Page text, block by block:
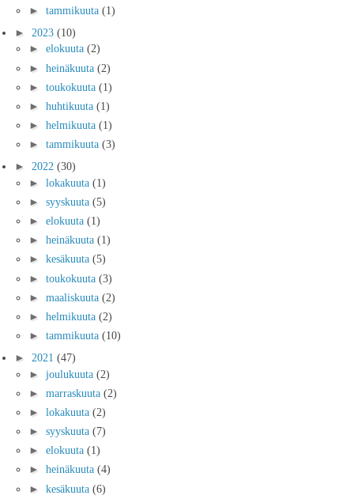
► tammikuuta (1)
► 2023 (10)
► elokuuta (2)
► heinäkuuta (2)
► toukokuuta (1)
► huhtikuuta (1)
► helmikuuta (1)
► tammikuuta (3)
► 2022 (30)
► lokakuuta (1)
► syyskuuta (5)
► elokuuta (1)
► heinäkuuta (1)
► kesäkuuta (5)
► toukokuuta (3)
► maaliskuuta (2)
► helmikuuta (2)
► tammikuuta (10)
► 2021 (47)
► joulukuuta (2)
► marraskuuta (2)
► lokakuuta (2)
► syyskuuta (7)
► elokuuta (1)
► heinäkuuta (4)
► kesäkuuta (6)